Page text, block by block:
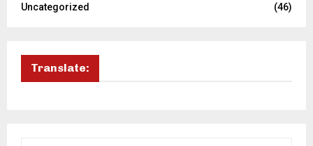
Uncategorized
(46)
Translate: